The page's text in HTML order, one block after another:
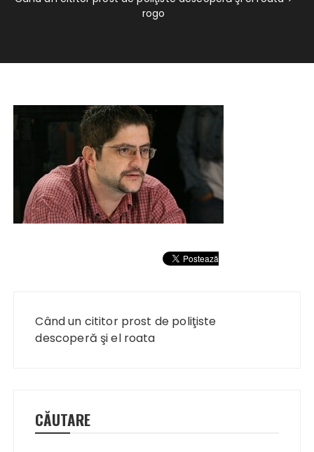
rogo
articole
Când un cititor prost de poliţiste
descoperă şi el roata
CĂUTARE